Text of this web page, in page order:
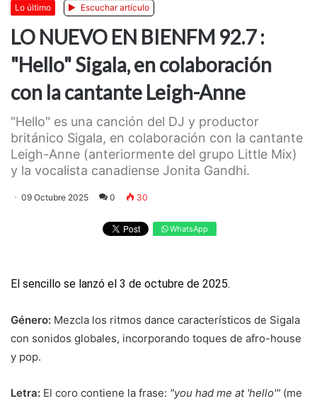
Lo último Escuchar artículo
LO NUEVO EN BIENFM 92.7 :
"Hello" Sigala, en colaboración
con la cantante Leigh-Anne
"Hello" es una canción del DJ y productor
británico Sigala, en colaboración con la cantante
Leigh-Anne (anteriormente del grupo Little Mix)
y la vocalista canadiense Jonita Gandhi.
09 Octubre 2025 0 30
WhatsApp
El sencillo se lanzó el 3 de octubre de 2025.
Género: Mezcla los ritmos dance característicos de Sigala
con sonidos globales, incorporando toques de afro-house
y pop.
Letra: El coro contiene la frase: "you had me at 'hello'" (me